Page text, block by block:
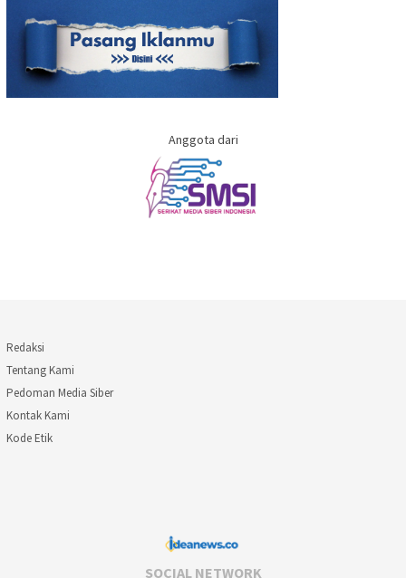
Anggota dari
Redaksi
Tentang Kami
Pedoman Media Siber
Kontak Kami
Kode Etik
SOCIAL NETWORK